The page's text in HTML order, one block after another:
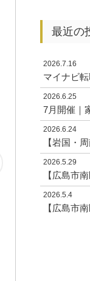
最近の
2026.7.16
マイナビ
2026.6.25
7月開催｜
2026.6.24
【岩国・
2026.5.29
【広島市
2026.5.4
【広島市